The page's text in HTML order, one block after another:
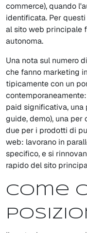
commerce), quando
identificata. Per
al sito web principale
autonoma.
Una nota sul numero
che fanno marketing
tipicamente con un
paid significativa, una
guide, demo), una per
due per i prodotti di
web: lavorano in
specifico, e si
rapido del sito
Come